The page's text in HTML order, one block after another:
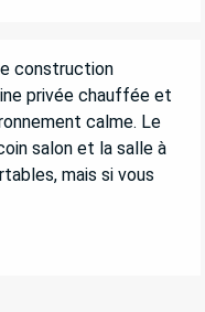
construction
privée chauffée et
calme. Le
salon et la salle à
mais si vous